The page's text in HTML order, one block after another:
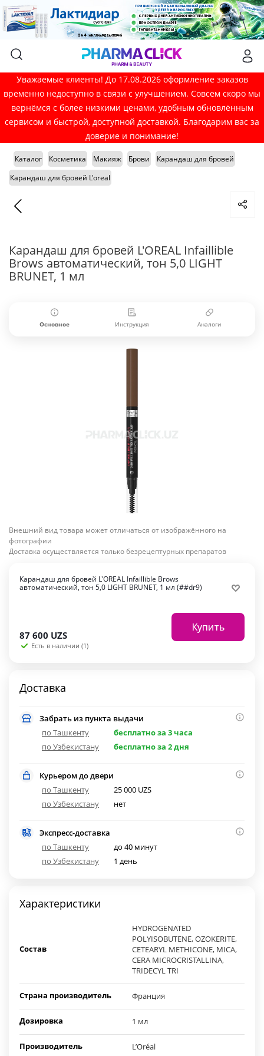
Уважаемые клиенты! До 17.08.2026 оформление заказов
временно недоступно в связи с улучшением. Совсем скоро мы
вернёмся с более низкими ценами, удобным обновлённым
сервисом и быстрой, доступной доставкой. Благодарим вас за
доверие и понимание!
Каталог Косметика Макияж Брови
Карандаш для бровей
Карандаш для бровей L'oreal
Карандаш для бровей L'OREAL Infaillible
Brows автоматический, тон 5,0 LIGHT
BRUNET, 1 мл
Основное Инструкция Аналоги
Внешний вид товара может отличаться от изображённого на
фотографии
Доставка осуществляется только безрецептурных препаратов
Карандаш для бровей L'OREAL Infaillible Brows
автоматический, тон 5,0 LIGHT BRUNET, 1 мл (##dr9)
87 600 UZS
Есть в наличии (1)
Купить
Доставка
Забрать из пункта выдачи
по Ташкенту
бесплатно за 3 часа
по Узбекистану
бесплатно за 2 дня
Курьером до двери
по Ташкенту
25 000 UZS
по Узбекистану
нет
Экспресс-доставка
по Ташкенту
до 40 минут
по Узбекистану
1 день
Характеристики
Состав
HYDROGENATED
POLYISOBUTENE, OZOKERITE,
CETEARYL METHICONE, MICA,
CERA MICROCRISTALLINA,
TRIDECYL TRI
Страна производитель Франция
Дозировка 1 мл
Производитель L’Oréal